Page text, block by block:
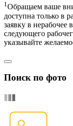
1Обращаем ваше
доступна только в
заявку в нерабочее
следующего
указывайте
Поиск по фото